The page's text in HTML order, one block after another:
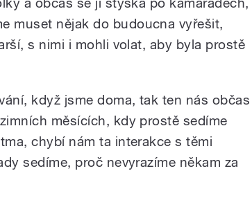
muset nějak do budoucna vyřešit,
s nimi i mohli volat, aby byla prostě
když jsme doma, tak ten nás občas
měsících, kdy prostě sedíme
chybí nám ta interakce s těmi
sedíme, proč nevyrazíme někam za